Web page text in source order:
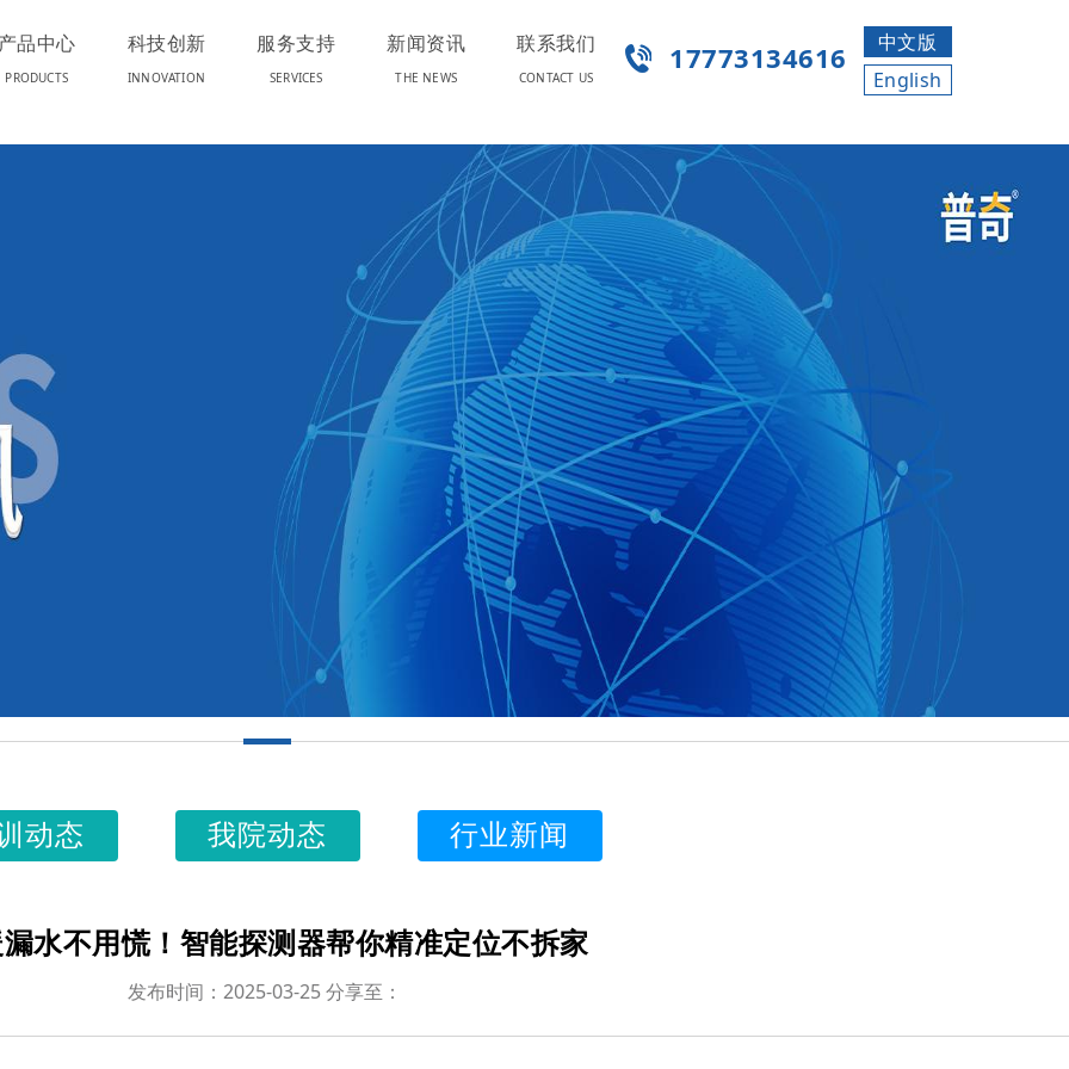
品中心
PRODUCTS
科技创新
INNOVATION
服务支持
SERVICES
新闻资讯
THE NEWS
联系我们
CONTACT US
17773134616
中文版
English
动态 我院动态 行业新闻
水不用慌！智能探测器帮你精准定位不拆家
发布时间：2025-03-25 分享至：